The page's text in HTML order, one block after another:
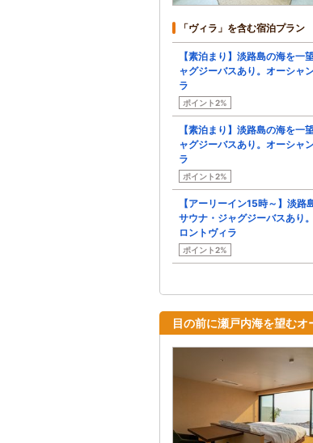
「ヴィラ」を含む宿泊プラン
【素泊まり】淡路島の海を一
ャグジーバスあり。オーシャ
ラ
ポイント2%
【素泊まり】淡路島の海を一
ャグジーバスあり。オーシャ
ラ
ポイント2%
【アーリーイン15時～】淡路
サウナ・ジャグジーバスあり
ロントヴィラ
ポイント2%
目の前に瀬戸内海を望むオ